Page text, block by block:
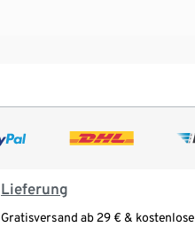
Lieferung
Gratisversand ab 29 € & kostenlose